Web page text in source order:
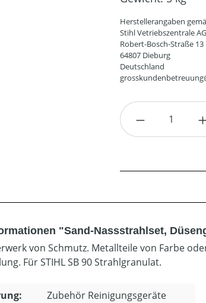
Herstellerangaben
Stihl Vetriebszentrale
Robert-Bosch-Straße 13
64807 Dieburg
Deutschland
Produkt
"Sand-Nassstrahlset,
von Schmutz. Metallteile von Farbe
Für STIHL SB 90 Strahlgranulat.
Zubehör Reinigungsgeräte